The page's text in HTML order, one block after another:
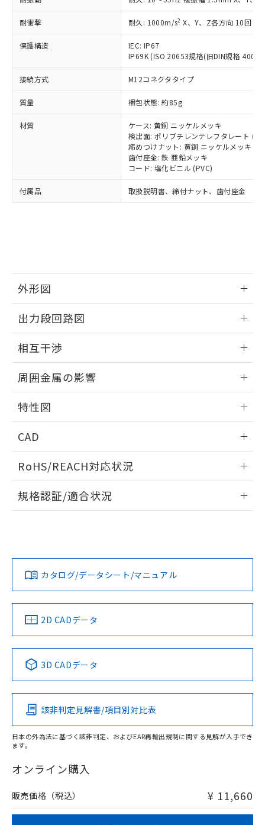
耐衝撃 耐久: 1000m/s2 X、Y、Z各方向 10回
保護構造
IEC: IP67
IP69K (ISO 20653規格(旧DIN規格
接続方式 M12コネクタタイプ
質量 梱包状態: 約85g
材質
ケース: 黄銅 ニッケルメッキ
検出面: ポリブチレンテレフタレート
締めつけナット: 黄銅 ニッケルメッキ
歯付座金: 鉄 亜鉛メッキ
コード: 塩化ビニル (PVC)
付属品 取扱説明書、締付ナット、歯付座金
外形図
外形図
出力段回路図
出力段回路図
タイムチャート
相互干渉
相互干渉
A: 200mm以上、B: 120mm以上
周囲金属の影響
周囲金属の影響
以上、n: 70mm以上
特性図
検出物体の大きさと材質による影響
検出領域
CAD
ドすることができます。
ログイン/会員登録
ダウンロードデータをご利用いただく前に、以下を必ずお読
みください。
ソフトウェアの使用条件
RoHS/REACH対応状況
EU RoHS 注意事項・凡例
対応済み
中国 RoHS 注意事項・凡例
Pb Hg Cd Cr(VI)
O
在庫等で未対応品が混在する可能性があります。
問い合わせください。
規格認証/適合状況
LR型式承認
（イギリス
船舶規格）
DNV型式承認
（ノルウェー
BV型式承認
（フランス
KR型式
（韓国
No No No No
この製品の規格認証/適合状況ページへ
その他の認証はこちらのページからご検索ください
カタログ/データシート/マニュアル
2D CADデータ
3D CADデータ
該非判定見解書/項目別対比表
日本の外為法に基づく該非判定、およびEAR再輸出規制に関する見解が入手でき
ます。
オンライン購入
販売価格（税込） ¥ 11,660
覧された時点での実際の在庫および標
準価格とは異なる場合があることをご
了承ください。
正式な納期状況および標準価格はお客
様のお取引先、またはお客様担当のオ
ムロン制御機器販売店・当社販売員に
ご相談ください。
オムロン制御機器販売店や当社販売拠
販売ネットワーク
在庫状況および標準価格結果を当社の
事前の承諾なく第三者に漏洩または開
示しないようお願いします。
マイパーツ機能（部品リスト作成サー
ビス）をご利用いただくには、I-Web
メンバーズにご登録されている必要が
※当社の共同利用者とは、"個人情報
の共同利用に関して"
用者の範囲」に記載されている法人を
鉛(Pb) 1000ppm以下、 水銀(Hg) 1000ppm以下、 カド
ミウム(Cd) 100ppm以下、
六価クロム(Cr(Ⅵ)) 1000ppm以下、ポリ臭化ビフェニル
類(PBB) 1000ppm以下、ポリ臭化ジフェニルエーテル類
(PBDE) 1000ppm以下、フタル酸ビス(2-エチルヘキシ
ル) (DEHP)(別名：DOP) 1000ppm以下、フタル酸ブチ
ルベンジル（BBP） 1000ppm以下、フタル酸ジブチル
(DIBP) 1000ppm以下
但し、RoHS指令で産業用監視および制御機器に対する
フタル酸エステル類の４物質については閾値を超える意
図的な使用がないことを確認しています。
部品在庫の切り替え状況などにより、予定
月が前後することがあります。
とができます。
EU RoHS指令（10物質）の非含有証明書
51物質の非含有証明書（当社基準）
※本証明書は発行日時点で非含有を証明す
ものではありません。
また、RoHS指令のフタル酸エステル類４
物質の対応では、対応完了までの期間は出
欄に対応日を記載しておりました。
既に当社にて対応品への在庫切替を完了
していることから、特段のことがない限
す。
*中国RoHS10物質の基準値 (GB/T26572)：
Pb(鉛) :1000ppm、 Hg(水銀) : 1000ppm、 Cd(カドミウ
ニル類) : 1000ppm、 PBDEs(ポリ臭化ジフェニルエーテ
ル) : 1000ppm、
DEHP(フタル酸ビス(2-エチルヘキシル)) : 1000ppm
※2 環境保護使用期限
「ｅ」：有害物質（10物質）のすべてが基
準値以下であることを示します。
「10」：通常の使用状況下において有害物
質が外部に漏えいし、環境に深刻な影響を
及ぼさない年数を意味します。
または国外への提供する場合は、日本
国政府の輸出許可(または役務取引許
可)を取得するなどの必要な手続きを
当社は規制貨物を破棄する場合は、完
全に破砕するなど、違法に輸出されな
いよう必要な手段を講じます。
当社は貴社製品を、核兵器、ミサイ
ル、化学兵器、生物兵器またはその他
武器並びにこれらの製造装置等に一切
使用いたしません。
当社は、貴社製品を第三者に販売する
場合は、上記1、2および3の内容を当
該第三者に通知します。また当社は、
販売先および販売に係わる関係者が違
法に輸出するおそれがある場合は、取
り引きをいたしません。
一定数以上の在庫あり
一定数には満たないが在庫あり
在庫なし(最新の在庫状況につ
いては、お客様のお取引先、ま
たはお客様担当のオムロン制御
機器販売店・当社販売員にご確
認ください)
受注生産機種、また在庫状況の
情報を公開していない機種